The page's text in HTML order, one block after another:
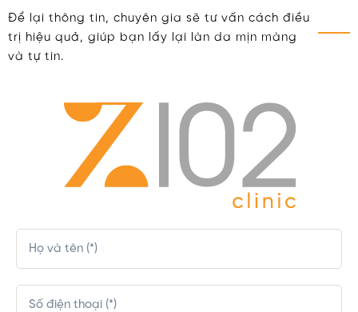
Để lại thông tin, chuyên gia sẽ tư vấn cách điều
trị hiệu quả, giúp bạn lấy lại làn da mịn màng
và tự tin.